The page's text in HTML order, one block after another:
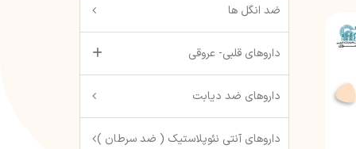
ضد انگل ها
داروهای قلبی- عروقی
داروهای ضد دیابت
داروهای آنتی نئوپلاستیک ( ضد سرطان )